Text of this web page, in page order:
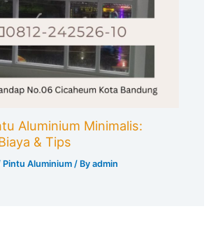
Aluminium Minimalis:
& Tips
Pintu Aluminium / Byadmin